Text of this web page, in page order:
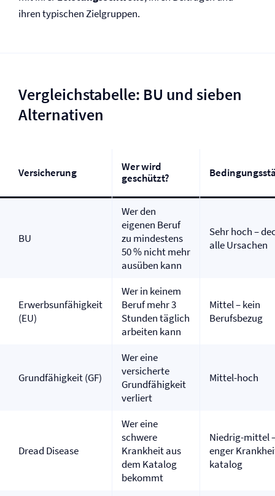
ihren typischen Zielgruppen.
Vergleichstabelle: BU und sieben
Alternativen
Versicherung
Wer wird
geschützt?
BU
Wer den
eigenen Beruf
zu mindestens
50 % nicht mehr
ausüben kann
Sehr hoch –
alle Ursachen
Erwerbsunfähigkeit
(EU)
Wer in keinem
Beruf mehr 3
Stunden täglich
arbeiten kann
Mittel – kein
Berufsbezug
Grundfähigkeit (GF)
Wer eine
versicherte
Grundfähigkeit
verliert
Mittel-hoch
Dread Disease
Wer eine
schwere
Krankheit aus
dem Katalog
bekommt
Niedrig-mittel
enger
katalog